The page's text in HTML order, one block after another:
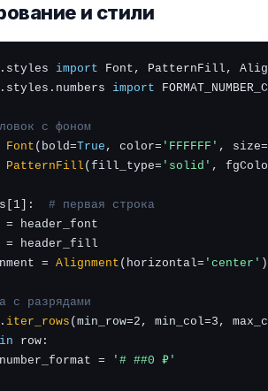
и стили
import
import
с фоном
Font (bold=True , color= 'FFFFFF' ,
PatternFill (fill_type= 'solid' ,
# первая строка
= header_font
= header_fill
=
Alignment (horizontal= 'center' )
с разрядами
iter_rows (min_row=2, min_col=3,
in row:
=
'# ##0 ₽'